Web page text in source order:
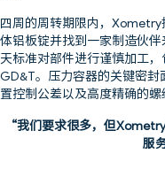
四周的周转期限内，
体铝板锭并找到一家制造伙
天标准对部件进行谨慎加工
GD&T。压力容器的关键密
置控制公差以及高度精确的螺
“我们要求很多，但
服